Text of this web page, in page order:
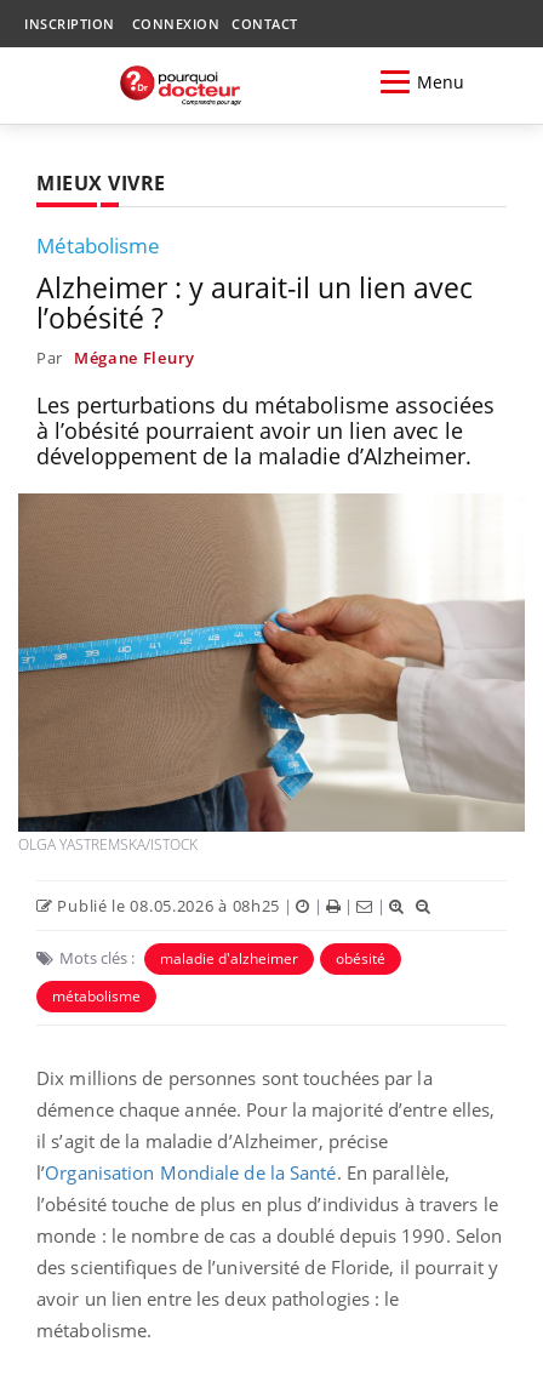
INSCRIPTION CONNEXION CONTACT
Menu
MIEUX VIVRE
Métabolisme
Alzheimer : y aurait-il un lien avec
l’obésité ?
Par Mégane Fleury
Les perturbations du métabolisme associées
à l’obésité pourraient avoir un lien avec le
développement de la maladie d’Alzheimer.
OLGA YASTREMSKA/ISTOCK
Publié le 08.05.2026 à 08h25 | | | |
Mots clés : maladie d'alzheimer
obésité
métabolisme
Dix millions de personnes sont touchées par la
démence chaque année. Pour la majorité d’entre elles,
il s’agit de la maladie d’Alzheimer, précise
l’Organisation Mondiale de la Santé. En parallèle,
l’obésité touche de plus en plus d’individus à travers le
monde : le nombre de cas a doublé depuis 1990. Selon
des scientifiques de l’université de Floride, il pourrait y
avoir un lien entre les deux pathologies : le
métabolisme.